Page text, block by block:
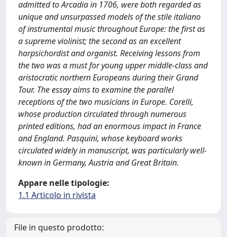
admitted to Arcadia in 1706, were both regarded as
unique and unsurpassed models of the stile italiano
of instrumental music throughout Europe: the first as
a supreme violinist; the second as an excellent
harpsichordist and organist. Receiving lessons from
the two was a must for young upper middle-class and
aristocratic northern Europeans during their Grand
Tour. The essay aims to examine the parallel
receptions of the two musicians in Europe. Corelli,
whose production circulated through numerous
printed editions, had an enormous impact in France
and England. Pasquini, whose keyboard works
circulated widely in manuscript, was particularly well-
known in Germany, Austria and Great Britain.
Appare nelle tipologie:
1.1 Articolo in rivista
File in questo prodotto: